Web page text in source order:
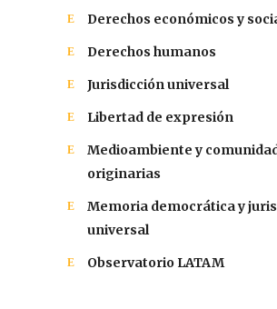
Derechos económicos y
Derechos humanos
Jurisdicción universal
Libertad de expresión
Medioambiente y
originarias
Memoria democrática y
universal
Observatorio LATAM